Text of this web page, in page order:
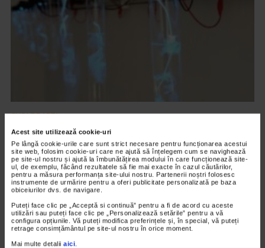
Acest site utilizează cookie-uri
Pe lângă cookie-urile care sunt strict necesare pentru funcționarea acestui
site web, folosim cookie-uri care ne ajută să înțelegem cum se navighează
pe site-ul nostru și ajută la îmbunătățirea modului în care funcționează site-
ul, de exemplu, făcând rezultatele să fie mai exacte în cazul căutărilor,
pentru a măsura performanța site-ului nostru. Partenerii noștri folosesc
instrumente de urmărire pentru a oferi publicitate personalizată pe baza
obiceiurilor dvs. de navigare.
Puteți face clic pe „Acceptă si continuă” pentru a fi de acord cu aceste
utilizări sau puteți face clic pe „Personalizează setările” pentru a vă
configura opțiunile. Vă puteți modifica preferințele și, în special, vă puteți
retrage consimțământul pe site-ul nostru în orice moment.
Mai multe detalii aici.
CLIPA DE ARTA
ARTS and ARTISTS. Floriama Cândea –
„Invisible Garden #2”
141 vizualizari
VIDEO